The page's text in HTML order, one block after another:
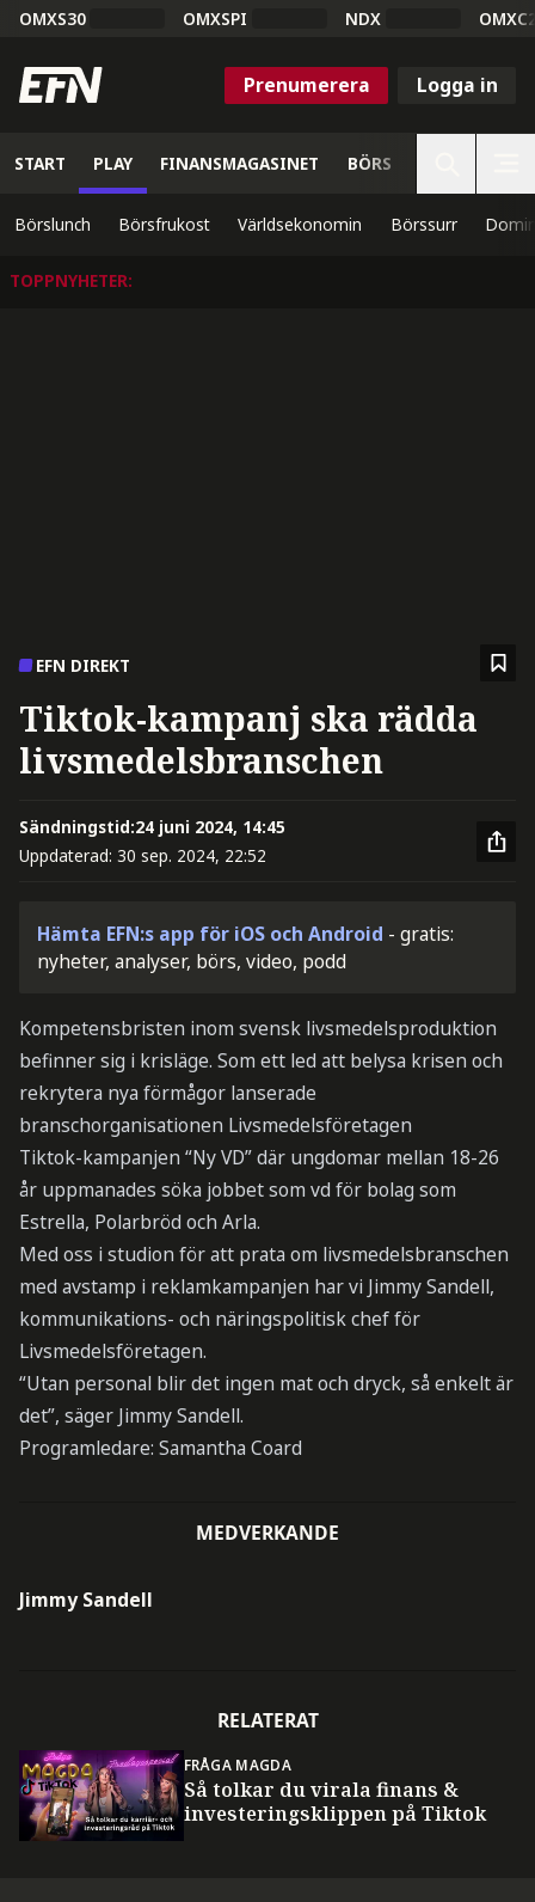
OMXS30 OMXSPI NDX
Prenumerera Logga in
START PLAY FINANSMAGASINET BÖRS
Börslunch Börsfrukost Världsekonomin Börssurr
TOPPNYHETER:
EFN DIREKT
Tiktok-kampanj ska rädda
livsmedelsbranschen
Sändningstid:24 juni 2024, 14:45
Uppdaterad: 30 sep. 2024, 22:52
Hämta EFN:s app för iOS och Android - gratis:
nyheter, analyser, börs, video, podd
Kompetensbristen inom svensk livsmedelsproduktion
befinner sig i krisläge. Som ett led att belysa krisen och
rekrytera nya förmågor lanserade
branschorganisationen Livsmedelsföretagen
Tiktok-kampanjen “Ny VD” där ungdomar mellan 18-26
år uppmanades söka jobbet som vd för bolag som
Estrella, Polarbröd och Arla.
Med oss i studion för att prata om livsmedelsbranschen
med avstamp i reklamkampanjen har vi Jimmy Sandell,
kommunikations- och näringspolitisk chef för
Livsmedelsföretagen.
“Utan personal blir det ingen mat och dryck, så enkelt är
det”, säger Jimmy Sandell.
Programledare: Samantha Coard
MEDVERKANDE
Jimmy Sandell
RELATERAT
FRÅGA MAGDA
Så tolkar du virala finans &
investeringsklippen på Tiktok